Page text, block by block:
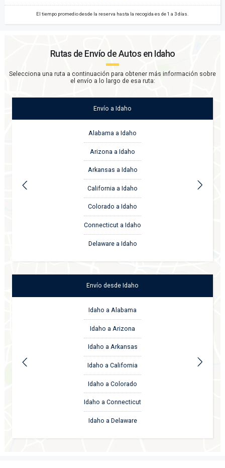
El tiempo promedio desde la reserva hasta la recogida es de 1 a 3 días.
Rutas de Envío de Autos en Idaho
Selecciona una ruta a continuación para obtener más información sobre
el envío a lo largo de esa ruta:
Envío a Idaho
Alabama a Idaho
Arizona a Idaho
Arkansas a Idaho
California a Idaho
Colorado a Idaho
Connecticut a Idaho
Delaware a Idaho
Envío desde Idaho
Idaho a Alabama
Idaho a Arizona
Idaho a Arkansas
Idaho a California
Idaho a Colorado
Idaho a Connecticut
Idaho a Delaware